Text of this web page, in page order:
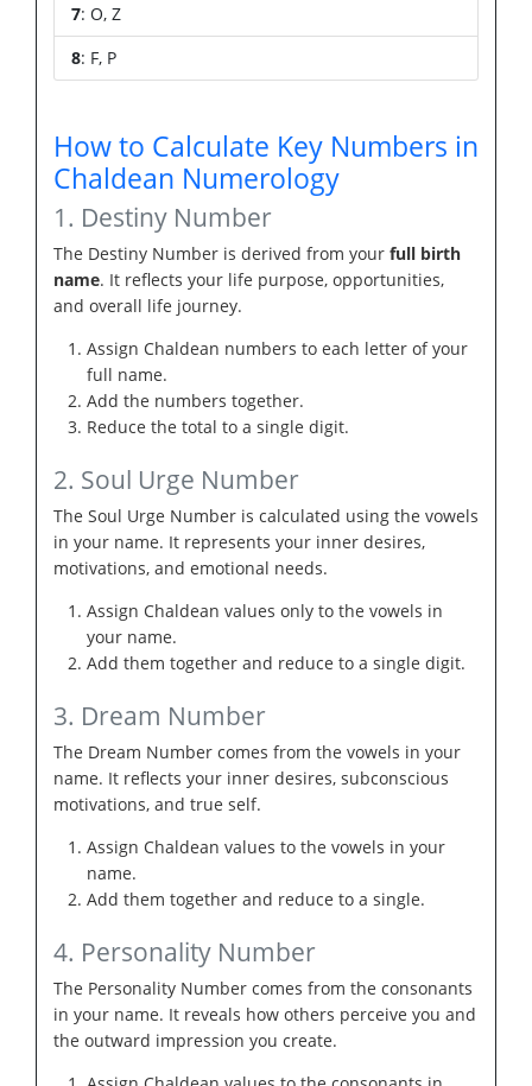
7: O, Z
8: F, P
How to Calculate Key Numbers in
Chaldean Numerology
1. Destiny Number
The Destiny Number is derived from your full birth
name. It reflects your life purpose, opportunities,
and overall life journey.
Assign Chaldean numbers to each letter of your
full name.
Add the numbers together.
Reduce the total to a single digit.
2. Soul Urge Number
The Soul Urge Number is calculated using the vowels
in your name. It represents your inner desires,
motivations, and emotional needs.
Assign Chaldean values only to the vowels in
your name.
Add them together and reduce to a single digit.
3. Dream Number
The Dream Number comes from the vowels in your
name. It reflects your inner desires, subconscious
motivations, and true self.
Assign Chaldean values to the vowels in your
name.
Add them together and reduce to a single.
4. Personality Number
The Personality Number comes from the consonants
in your name. It reveals how others perceive you and
the outward impression you create.